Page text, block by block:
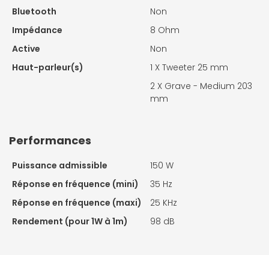
Bluetooth
Non
Impédance
8 Ohm
Active
Non
Haut-parleur(s)
1 X Tweeter 25 mm
2 X Grave - Medium 203
mm
Performances
Puissance admissible
150 W
Réponse en fréquence (mini)
35 Hz
Réponse en fréquence (maxi)
25 KHz
Rendement (pour 1W à 1m)
98 dB